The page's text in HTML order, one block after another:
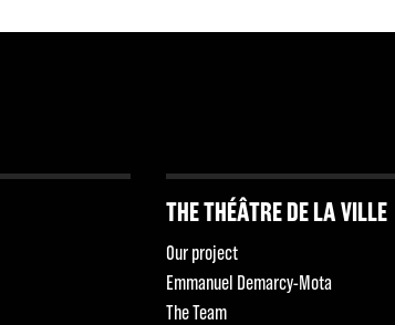
THE THÉÂTRE DE LA VILLE
Our project
Emmanuel Demarcy-Mota
The Team